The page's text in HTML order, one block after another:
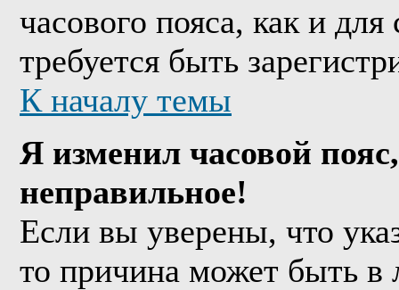
часового пояса, как и
требуется быть
К началу темы
Я изменил часовой
неправильное!
Если вы уверены, что
то причина может быть